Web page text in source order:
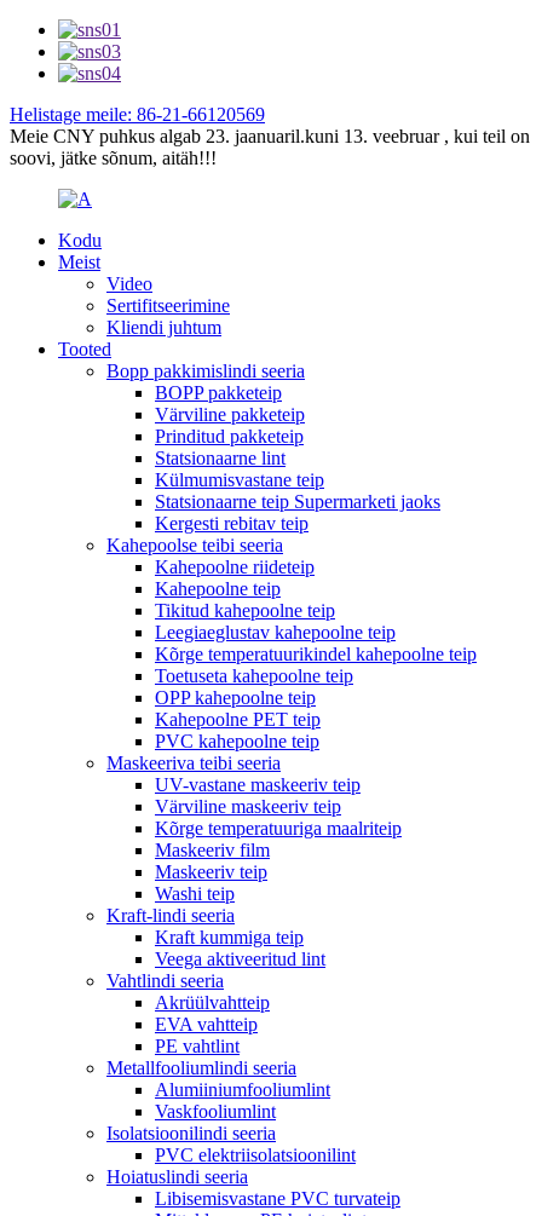
Helistage meile: 86-21-66120569
Meie CNY puhkus algab 23. jaanuaril.kuni 13. veebruar , kui teil on
soovi, jätke sõnum, aitäh!!!
Kodu
Meist
Video
Sertifitseerimine
Kliendi juhtum
Tooted
Bopp pakkimislindi seeria
BOPP pakketeip
Värviline pakketeip
Prinditud pakketeip
Statsionaarne lint
Külmumisvastane teip
Statsionaarne teip Supermarketi jaoks
Kergesti rebitav teip
Kahepoolse teibi seeria
Kahepoolne riideteip
Kahepoolne teip
Tikitud kahepoolne teip
Leegiaeglustav kahepoolne teip
Kõrge temperatuurikindel kahepoolne teip
Toetuseta kahepoolne teip
OPP kahepoolne teip
Kahepoolne PET teip
PVC kahepoolne teip
Maskeeriva teibi seeria
UV-vastane maskeeriv teip
Värviline maskeeriv teip
Kõrge temperatuuriga maalriteip
Maskeeriv film
Maskeeriv teip
Washi teip
Kraft-lindi seeria
Kraft kummiga teip
Veega aktiveeritud lint
Vahtlindi seeria
Akrüülvahtteip
EVA vahtteip
PE vahtlint
Metallfooliumlindi seeria
Alumiiniumfooliumlint
Vaskfooliumlint
Isolatsioonilindi seeria
PVC elektriisolatsioonilint
Hoiatuslindi seeria
Libisemisvastane PVC turvateip